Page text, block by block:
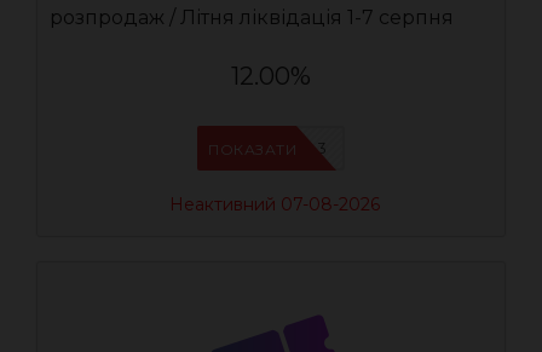
розпродаж / Літня ліквідація 1-7 серпня
12.00%
IFSCDUA3
ПОКАЗАТИ
Неактивний 07-08-2026